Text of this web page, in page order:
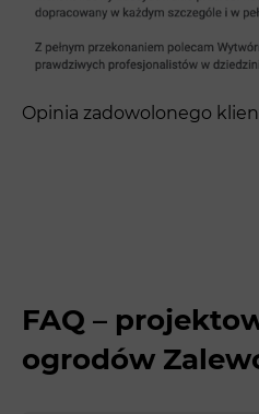
Opinia zadowolonego
FAQ –
ogrodów